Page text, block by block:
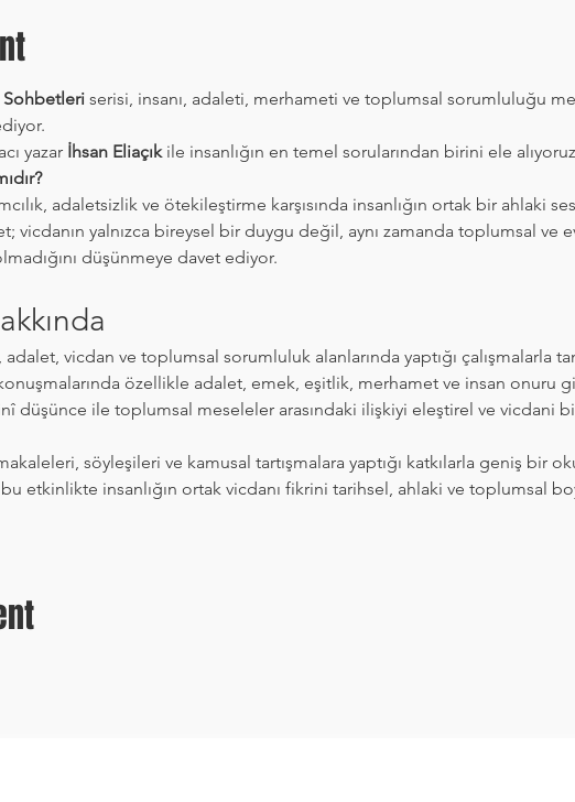
Sohbetleri serisi, insanı, adaleti, merhameti ve toplumsal sorumluluğu
yazar İhsan Eliaçık ile insanlığın en temel sorularından birini ele
adaletsizlik ve ötekileştirme karşısında insanlığın ortak bir ahlaki
vicdanın yalnızca bireysel bir duygu değil, aynı zamanda toplumsal ve
düşünmeye davet ediyor.
vicdan ve toplumsal sorumluluk alanlarında yaptığı çalışmalarla
konuşmalarında özellikle adalet, emek, eşitlik, merhamet ve insan onuru
düşünce ile toplumsal meseleler arasındaki ilişkiyi eleştirel ve vicdani
söyleşileri ve kamusal tartışmalara yaptığı katkılarla geniş bir
etkinlikte insanlığın ortak vicdanı fikrini tarihsel, ahlaki ve toplumsal